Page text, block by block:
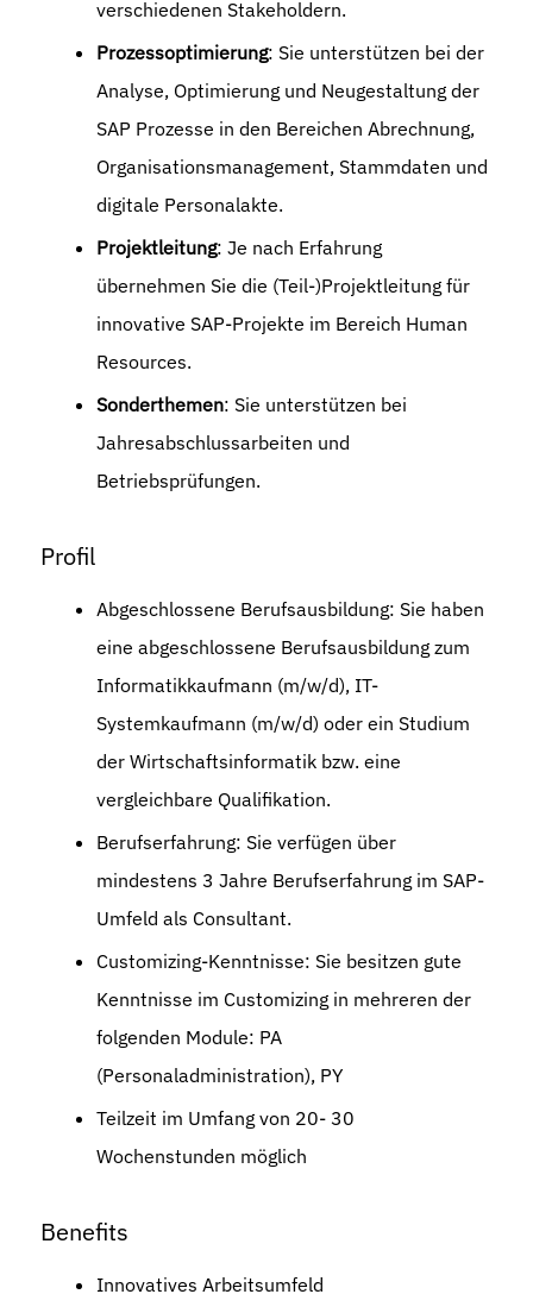
verschiedenen Stakeholdern.
Prozessoptimierung: Sie unterstützen bei der
Analyse, Optimierung und Neugestaltung der
SAP Prozesse in den Bereichen Abrechnung,
Organisationsmanagement, Stammdaten und
digitale Personalakte.
Projektleitung: Je nach Erfahrung
übernehmen Sie die (Teil-)Projektleitung für
innovative SAP-Projekte im Bereich Human
Resources.
Sonderthemen: Sie unterstützen bei
Jahresabschlussarbeiten und
Betriebsprüfungen.
Profil
Abgeschlossene Berufsausbildung: Sie haben
eine abgeschlossene Berufsausbildung zum
Informatikkaufmann (m/w/d), IT-
Systemkaufmann (m/w/d) oder ein Studium
der Wirtschaftsinformatik bzw. eine
vergleichbare Qualifikation.
Berufserfahrung: Sie verfügen über
mindestens 3 Jahre Berufserfahrung im SAP-
Umfeld als Consultant.
Customizing-Kenntnisse: Sie besitzen gute
Kenntnisse im Customizing in mehreren der
folgenden Module: PA
(Personaladministration), PY
Teilzeit im Umfang von 20- 30
Wochenstunden möglich
Benefits
Innovatives Arbeitsumfeld